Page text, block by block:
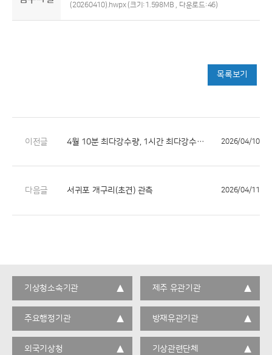
(20260410).hwpx (크기:1.598MB , 다운로드:46)
목록보기
이전글 4월 10분 최다강수량, 1시간 최다강수량 극값 경신(4.9.) 2026/04/10
다음글 서귀포 개구리(초견) 관측 2026/04/11
기상청소속기관 제주 유관기관
주요행정기관 방재유관기관
외국기상청 기상관련단체